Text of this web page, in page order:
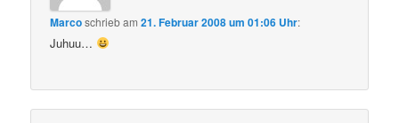
Marcoschriebam21. Februar 2008 um 01:06 Uhr:
Juhuu…